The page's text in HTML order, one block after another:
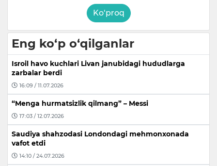
Ko‘proq
Eng ko‘p o‘qilganlar
Isroil havo kuchlari Livan janubidagi hududlarga
zarbalar berdi
16:09 / 11.07.2026
“Menga hurmatsizlik qilmang” – Messi
17:03 / 12.07.2026
Saudiya shahzodasi Londondagi mehmonxonada
vafot etdi
14:10 / 24.07.2026